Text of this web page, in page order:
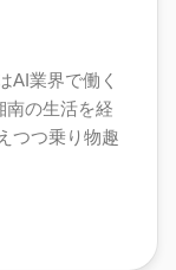
AI業界で働く
南の生活を経
つつ乗り物趣